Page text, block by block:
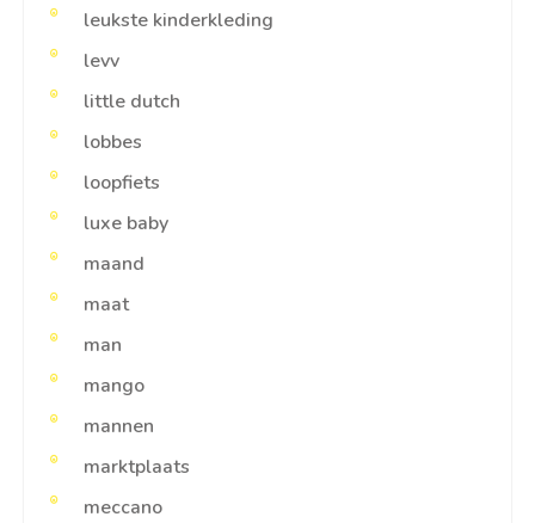
leukste kinderkleding
levv
little dutch
lobbes
loopfiets
luxe baby
maand
maat
man
mango
mannen
marktplaats
meccano